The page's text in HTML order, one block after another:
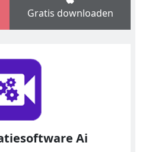
Gratis downloaden
Ai